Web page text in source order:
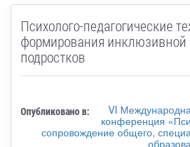
Психолого-педагогические
формирования инклюзивной
подростков
Опубликовано в:
VI
конференция
сопровождение общего,